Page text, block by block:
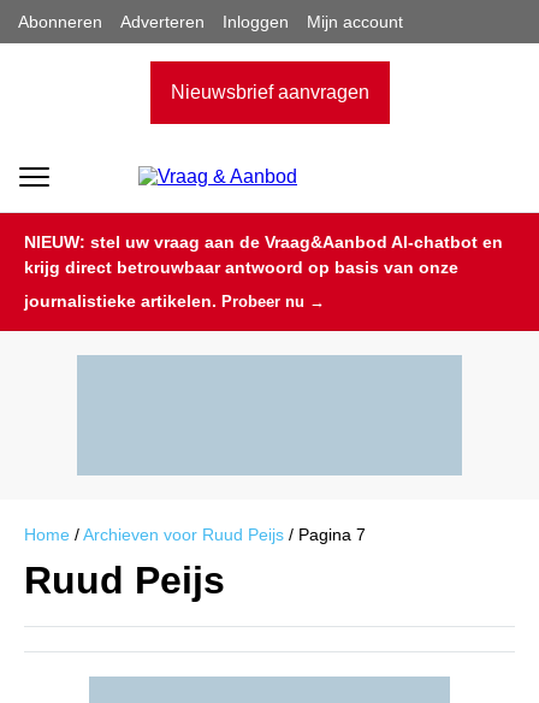
Abonneren Adverteren Inloggen Mijn account
Nieuwsbrief aanvragen
NIEUW: stel uw vraag aan de Vraag&Aanbod AI-chatbot en
krijg direct betrouwbaar antwoord op basis van onze
journalistieke artikelen. Probeer nu →
Home / Archieven voor Ruud Peijs / Pagina 7
Ruud Peijs